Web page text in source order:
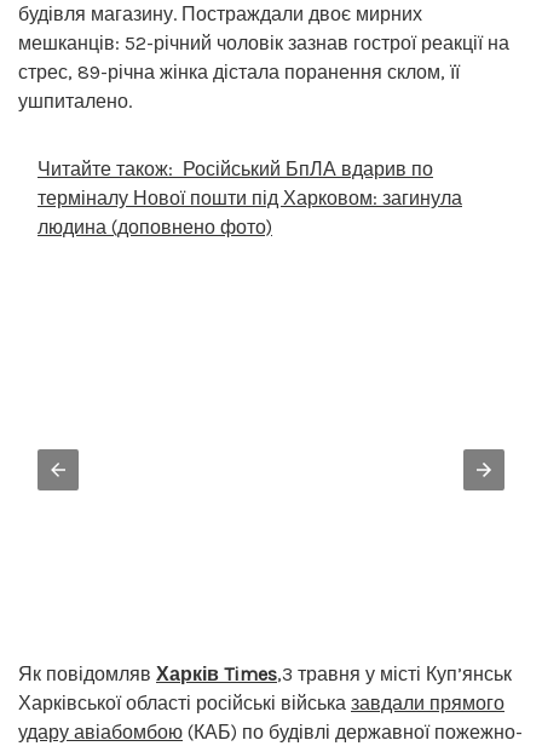
будівля магазину. Постраждали двоє мирних
мешканців: 52-річний чоловік зазнав гострої реакції на
стрес, 89-річна жінка дістала поранення склом, її
ушпиталено.
Читайте також: Російський БпЛА вдарив по
терміналу Нової пошти під Харковом: загинула
людина (доповнено фото)
Як повідомляв Харків Times,3 травня у місті Куп’янськ
Харківської області російські війська завдали прямого
удару авіабомбою (КАБ) по будівлі державної пожежно-